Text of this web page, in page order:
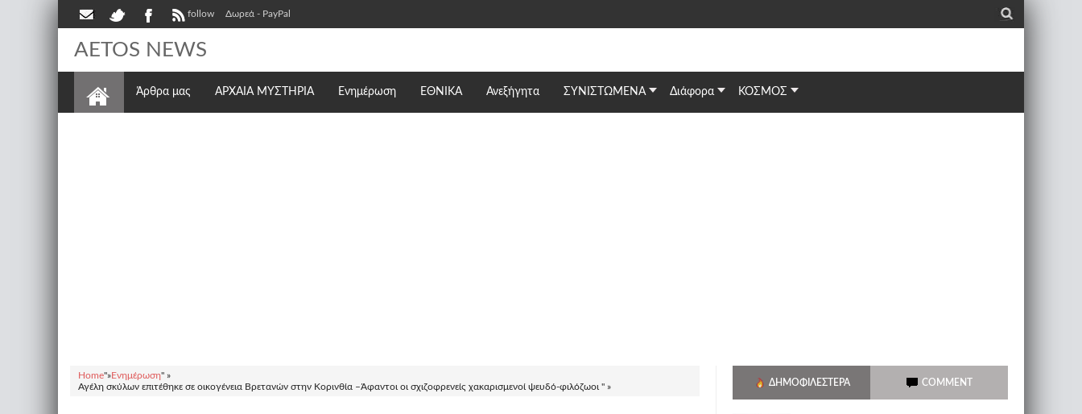
follow Δωρεά - PayPal _
AETOS NEWS
Άρθρα μας ΑΡΧΑΙΑ ΜΥΣΤΗΡΙΑ Ενημέρωση ΕΘΝΙΚΆ Ανεξήγητα ΣΥΝΙΣΤΩΜΕΝΑ Διάφορα ΚΟΣΜΟΣ
Home"»Ενημέρωση" »
Αγέλη σκύλων επιτέθηκε σε οικογένεια Βρετανών στην Κορινθία –Άφαντοι οι σχιζοφρενείς χακαρισμενοί ψευδό-φιλόζωοι " »
ΔΗΜΟΦΙΛΈΣΤΕΡΑ COMMENT